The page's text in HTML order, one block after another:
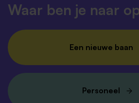
Waar ben je naar
Een nieuwe baan
Personeel